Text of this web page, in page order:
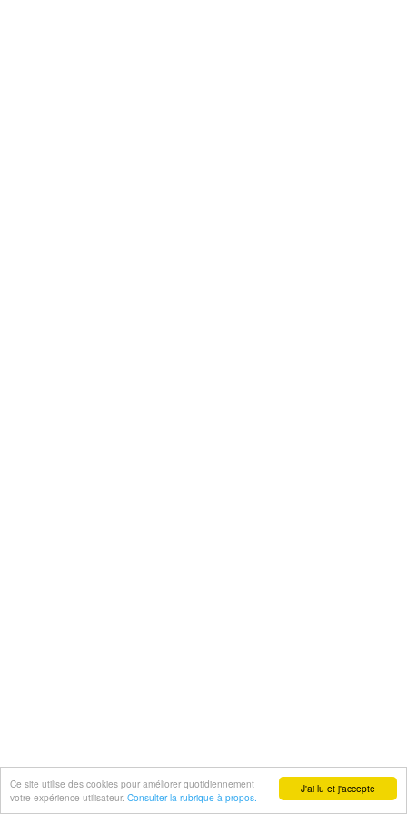
J'ai lu et j'accepte
Ce site utilise des cookies pour améliorer quotidiennement
votre expérience utilisateur. Consulter la rubrique à propos.